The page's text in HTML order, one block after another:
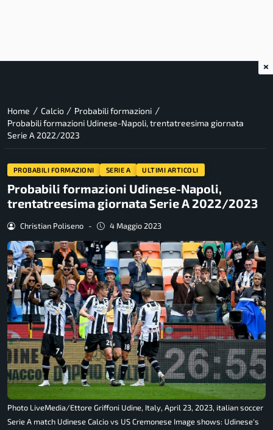
Home / Calcio / Probabili formazioni /
Probabili formazioni Udinese-Napoli, trentatreesima giornata
Serie A 2022/2023
PROBABILI FORMAZIONI SERIE A ULTIMI ARTICOLI
Probabili formazioni Udinese-Napoli,
trentatreesima giornata Serie A 2022/2023
Christian Poliseno - 4 Maggio 2023
Photo LiveMedia/Ettore Griffoni Udine, Italy, April 23, 2023, italian soccer
Serie A match Udinese Calcio vs US Cremonese Image shows: Udinese's
×